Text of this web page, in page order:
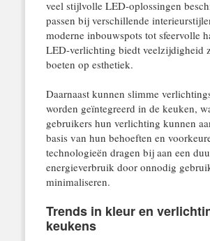
veel stijlvolle LED-oplossingen
passen bij verschillende
moderne inbouwspots tot sfeervolle
LED-verlichting biedt veelzijdigheid
boeten op esthetiek.
Daarnaast kunnen slimme
worden geïntegreerd in de keuken,
gebruikers hun verlichting kunnen
basis van hun behoeften en
technologieën dragen bij aan een
energieverbruik door onnodig
minimaliseren.
Trends in kleur en
keukens